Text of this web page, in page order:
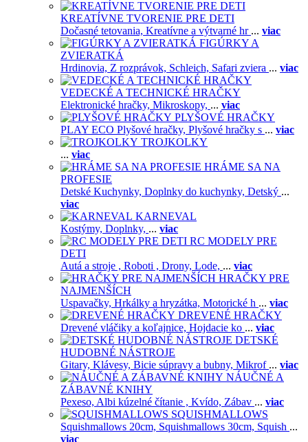
KREATÍVNE TVORENIE PRE DETI
Dočasné tetovania, Kreatívne a výtvarné hr ... viac
FIGÚRKY A
ZVIERATKÁ
Hrdinovia, Z rozprávok, Schleich, Safari zviera ... viac
VEDECKÉ A TECHNICKÉ HRAČKY
Elektronické hračky, Mikroskopy, ... viac
PLYŠOVÉ HRAČKY
PLAY ECO Plyšové hračky, Plyšové hračky s ... viac
TROJKOLKY
... viac
HRÁME SA NA
PROFESIE
Detské Kuchynky, Doplnky do kuchynky, Detský ...
viac
KARNEVAL
Kostýmy, Doplnky, ... viac
RC MODELY PRE
DETI
Autá a stroje , Roboti , Drony, Lode, ... viac
HRAČKY PRE
NAJMENŠÍCH
Uspavačky, Hrkálky a hryzátka, Motorické h ... viac
DREVENÉ HRAČKY
Drevené vláčiky a koľajnice, Hojdacie ko ... viac
DETSKÉ
HUDOBNÉ NÁSTROJE
Gitary, Klávesy, Bicie súpravy a bubny, Mikrof ... viac
NÁUČNÉ A
ZÁBAVNÉ KNIHY
Pexeso, Albi kúzelné čítanie , Kvído, Zábav ... viac
SQUISHMALLOWS
Squishmallows 20cm, Squishmallows 30cm, Squish ...
viac